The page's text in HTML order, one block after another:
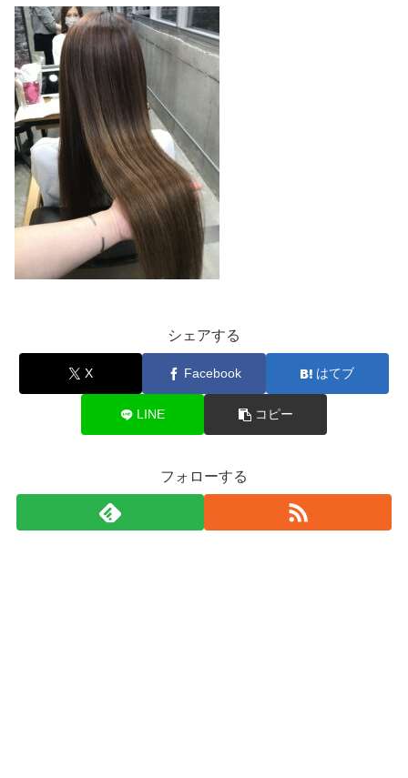
シェアする
X Facebook はてブ
LINE コピー
フォローする